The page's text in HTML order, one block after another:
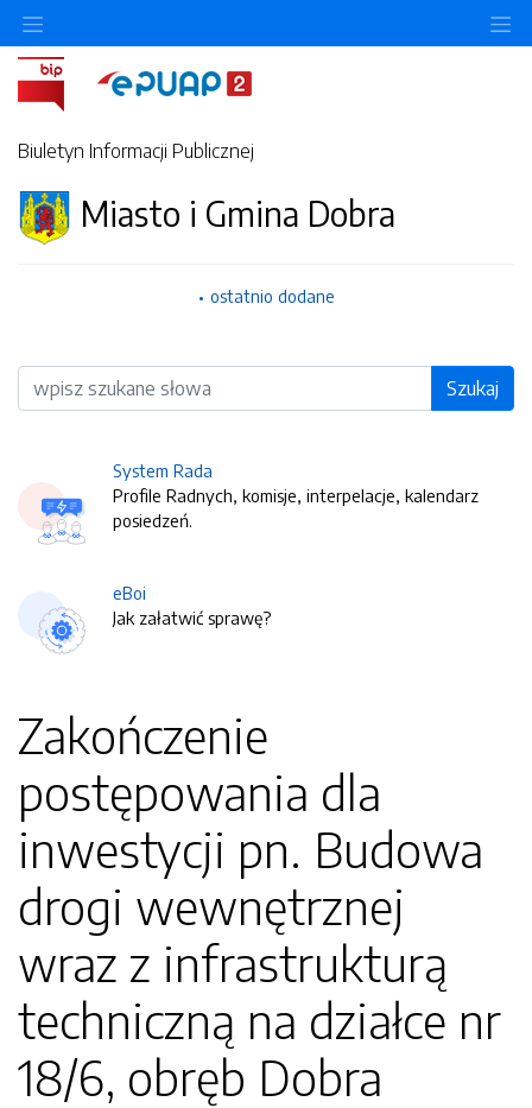
Biuletyn Informacji Publicznej
Miasto i Gmina Dobra
ostatnio dodane
Wyszukiwarka Szukaj
System Rada
Profile Radnych, komisje, interpelacje, kalendarz
posiedzeń.
eBoi
Jak załatwić sprawę?
Zakończenie
postępowania dla
inwestycji pn. Budowa
drogi wewnętrznej
wraz z infrastrukturą
techniczną na działce nr
18/6, obręb Dobra